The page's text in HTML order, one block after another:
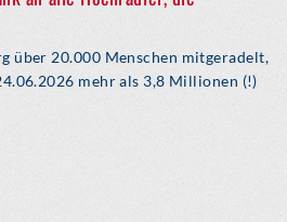
über 20.000 Menschen mitgeradelt,
mehr als 3,8 Millionen (!)